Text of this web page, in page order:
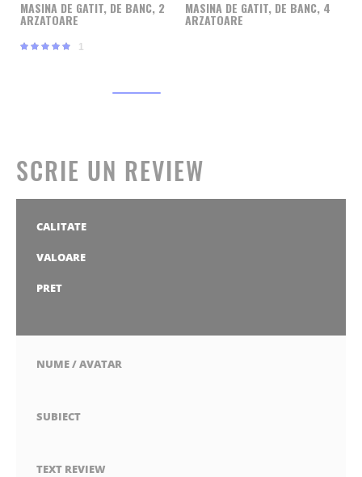
MASINA DE GATIT, DE BANC, 2
ARZATOARE
Rating: 1
MASINA DE GATIT, DE BANC, 4
ARZATOARE
SCRIE UN REVIEW
CALITATE
stea
stele
stele
stele
stele
VALOARE
stea
stele
stele
stele
stele
PRET
NUME / AVATAR
SUBIECT
TEXT REVIEW